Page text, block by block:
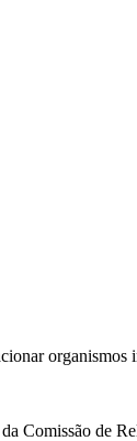
organismos
Comissão de